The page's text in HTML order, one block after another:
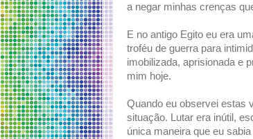
a negar minhas crenças
E no antigo Egito eu era
troféu de guerra para
imobilizada, aprisionada e
mim hoje.
Quando eu observei estas
situação. Lutar era inútil,
única maneira que eu